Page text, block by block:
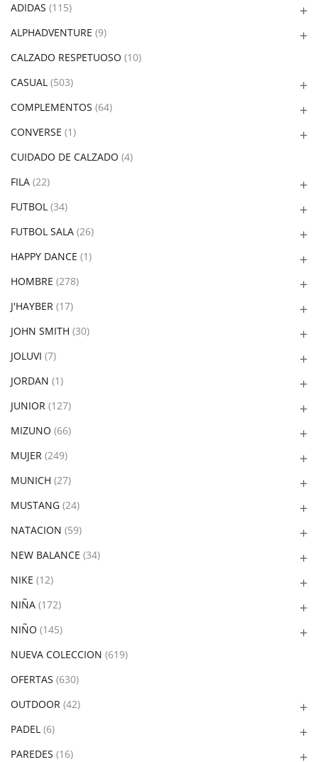
ADIDAS (115)
ALPHADVENTURE (9)
CALZADO RESPETUOSO (10)
CASUAL (503)
COMPLEMENTOS (64)
CONVERSE (1)
CUIDADO DE CALZADO (4)
FILA (22)
FUTBOL (34)
FUTBOL SALA (26)
HAPPY DANCE (1)
HOMBRE (278)
J'HAYBER (17)
JOHN SMITH (30)
JOLUVI (7)
JORDAN (1)
JUNIOR (127)
MIZUNO (66)
MUJER (249)
MUNICH (27)
MUSTANG (24)
NATACION (59)
NEW BALANCE (34)
NIKE (12)
NIÑA (172)
NIÑO (145)
NUEVA COLECCION (619)
OFERTAS (630)
OUTDOOR (42)
PADEL (6)
PAREDES (16)